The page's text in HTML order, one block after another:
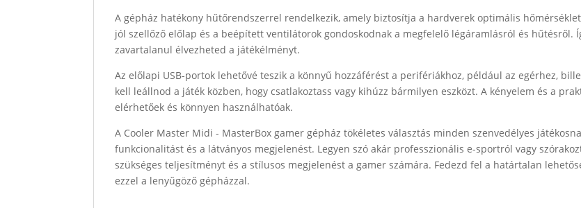
A gépház hatékony hűtőrendszerrel rendelkezik, amely biztosítja a hardverek optimális
jól szellőző előlap és a beépített ventilátorok gondoskodnak a megfelelő légáramlásról és hűtésről.
zavartalanul élvezheted a játékélményt.
Az előlapi USB-portok lehetővé teszik a könnyű hozzáférést a perifériákhoz, például az egérhez,
kell leállnod a játék közben, hogy csatlakoztass vagy kihúzz bármilyen eszközt. A kényelem és a
elérhetőek és könnyen használhatóak.
A Cooler Master Midi - MasterBox gamer gépház tökéletes választás minden szenvedélyes
funkcionalitást és a látványos megjelenést. Legyen szó akár professzionális e-sportról vagy
szükséges teljesítményt és a stílusos megjelenést a gamer számára. Fedezd fel a határtalan
ezzel a lenyűgöző gépházzal.